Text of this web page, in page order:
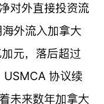
对外直接投资流
外流入加拿大
元，落后超过
USMCA 协议续
未来数年加拿大